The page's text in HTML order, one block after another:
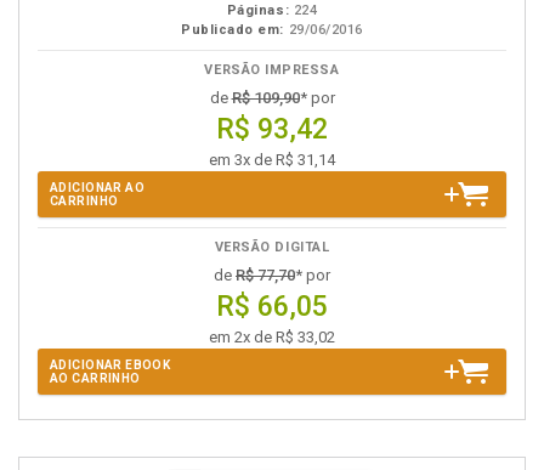
Páginas: 224
Publicado em: 29/06/2016
VERSÃO IMPRESSA
deR$ 109,90* por
R$ 93,42
em 3x de R$ 31,14
ADICIONAR AO
CARRINHO
VERSÃO DIGITAL
de R$ 77,70* por
R$ 66,05
em 2x de R$ 33,02
ADICIONAR EBOOK
AO CARRINHO